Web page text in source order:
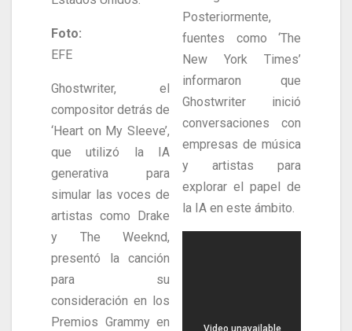
Foto:
EFE
Ghostwriter, el
compositor detrás de
‘Heart on My Sleeve’,
que utilizó la IA
generativa para
simular las voces de
artistas como Drake
y The Weeknd,
presentó la canción
para su
consideración en los
Premios Grammy en
Posteriormente,
fuentes como ‘The
New York Times’
informaron que
Ghostwriter inició
conversaciones con
empresas de música
y artistas para
explorar el papel de
la IA en este ámbito.